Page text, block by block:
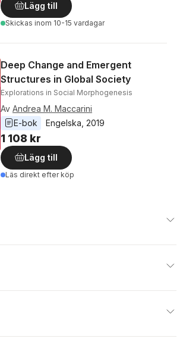
Lägg till
Skickas inom 10-15 vardagar
Deep Change and Emergent
Structures in Global Society
Explorations in Social Morphogenesis
Av Andrea M. Maccarini
E-bok
Engelska 2019
1 108 kr
Lägg till
Läs direkt efter köp